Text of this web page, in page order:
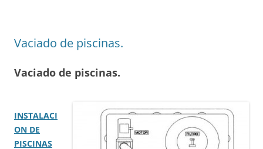
Vaciado de piscinas.
Vaciado de piscinas.
INSTALACI
ON DE
PISCINAS